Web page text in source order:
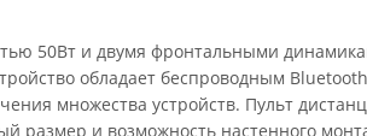
50Вт и двумя фронтальными
обладает беспроводным
множества устройств. Пульт
размер и возможность настенного